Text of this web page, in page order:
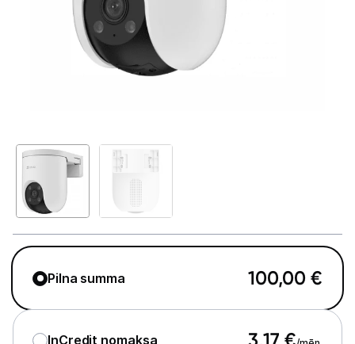
Telefoni, planšetdatori
Viedierīces
Viedpulksteņi un aproces
Izklaide un atpūta
Sporta kameras
Pilna summa 100,00 €
InCredit nomaksa